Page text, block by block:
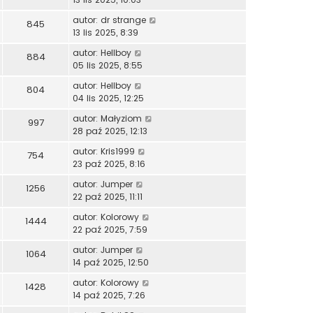
845 autor: dr strange
13 lis 2025, 8:39
884 autor: Hellboy
05 lis 2025, 8:55
804 autor: Hellboy
04 lis 2025, 12:25
997 autor: Małyziom
28 paź 2025, 12:13
754 autor: Kris1999
23 paź 2025, 8:16
1256 autor: Jumper
22 paź 2025, 11:11
1444 autor: Kolorowy
22 paź 2025, 7:59
1064 autor: Jumper
14 paź 2025, 12:50
1428 autor: Kolorowy
14 paź 2025, 7:26